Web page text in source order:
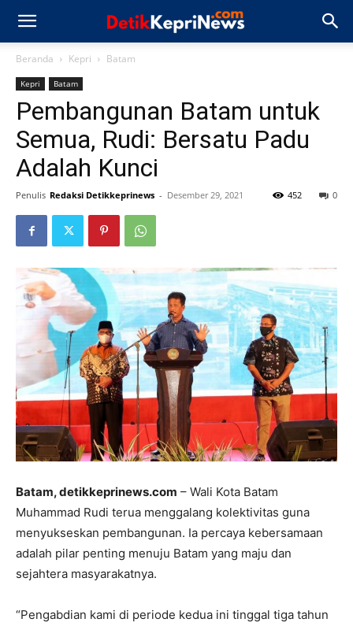
Beranda Kepri Batam
Kepri Batam
Pembangunan Batam untuk
Semua, Rudi: Bersatu Padu
Adalah Kunci
Penulis Redaksi Detikkeprinews - Desember 29, 2021 0
452
Batam, detikkeprinews.com – Wali Kota Batam
Muhammad Rudi terua menggalang kolektivitas guna
menyukseskan pembangunan. Ia percaya kebersamaan
adalah pilar penting menuju Batam yang maju dan
sejahtera masyarakatnya.
“Pengabdian kami di periode kedua ini tinggal tiga tahun